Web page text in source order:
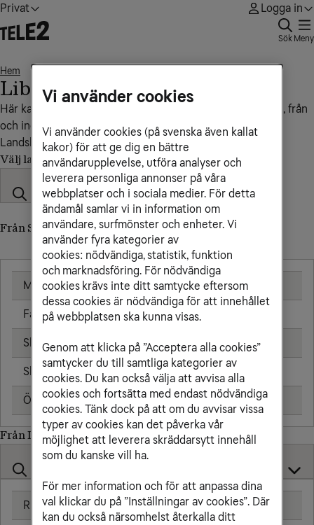
Privat Logga in
Sök Meny
Hem
Liberia
Här kan du se vad det kostar att ringa, sms:a och surfa till, från
och inom Liberia.
Landskod: +231
Välj land
Från Sverige till Liberia (till utländskt nummer)
Mobil 25,00 kr/min
Fast telefon 25,00 kr/min
Skicka sms 6,00 kr
Skicka mms 11,00 kr
Öppningsavgift 0,99 kr
Från Liberia till
Ringa samtal 25,00 kr/min
Vi använder cookies
Vi använder cookies (på svenska även kallat
kakor) för att ge dig en bättre
användarupplevelse, utföra analyser och
leverera personliga annonser på våra
webbplatser och i sociala medier. För detta
ändamål samlar vi in information om
användare, surfmönster och enheter. Vi
använder fyra kategorier av
cookies: nödvändiga, statistik, funktion
och marknadsföring. För nödvändiga
cookies krävs inte ditt samtycke eftersom
dessa cookies är nödvändiga för att innehållet
på webbplatsen ska kunna visas.
Genom att klicka på ”Acceptera alla cookies”
samtycker du till samtliga kategorier av
cookies. Du kan också välja att avvisa alla
cookies och fortsätta med endast nödvändiga
cookies. Tänk dock på att om du avvisar vissa
typer av cookies kan det påverka vår
möjlighet att leverera skräddarsytt innehåll
som du kanske vill ha.
För mer information och för att anpassa dina
val klickar du på ”Inställningar av cookies”. Där
kan du också närsomhelst återkalla ditt